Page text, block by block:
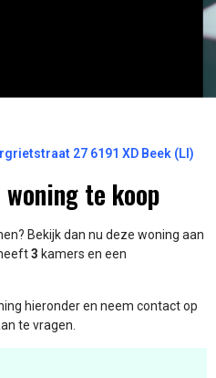
27 6191 XD Beek (LI)
te koop
Bekijk dan nu deze woning aan
3 kamers en een
hieronder en neem contact op
te vragen.